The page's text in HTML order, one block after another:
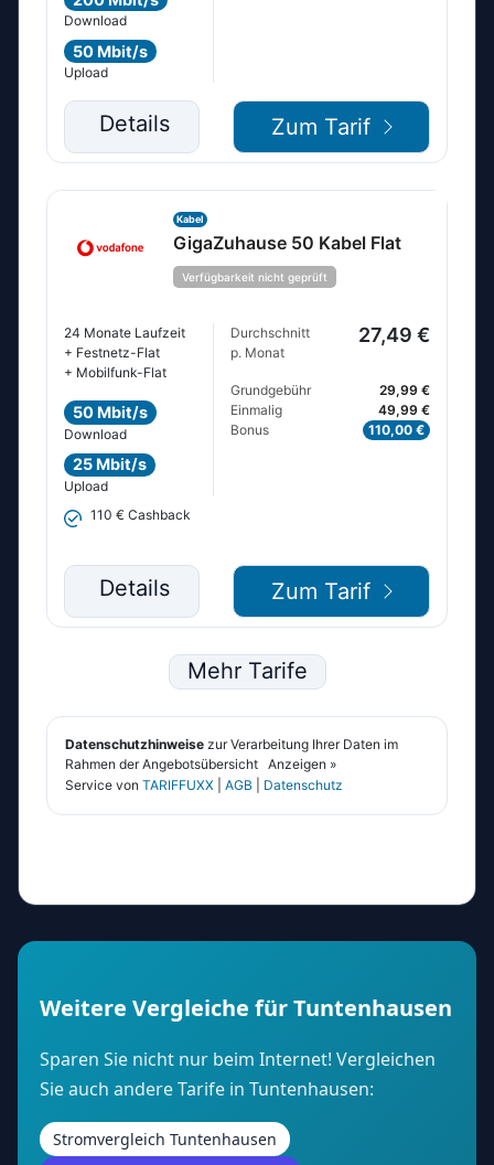
Weitere Vergleiche für Tuntenhausen
Sparen Sie nicht nur beim Internet! Vergleichen
Sie auch andere Tarife in Tuntenhausen:
Stromvergleich Tuntenhausen